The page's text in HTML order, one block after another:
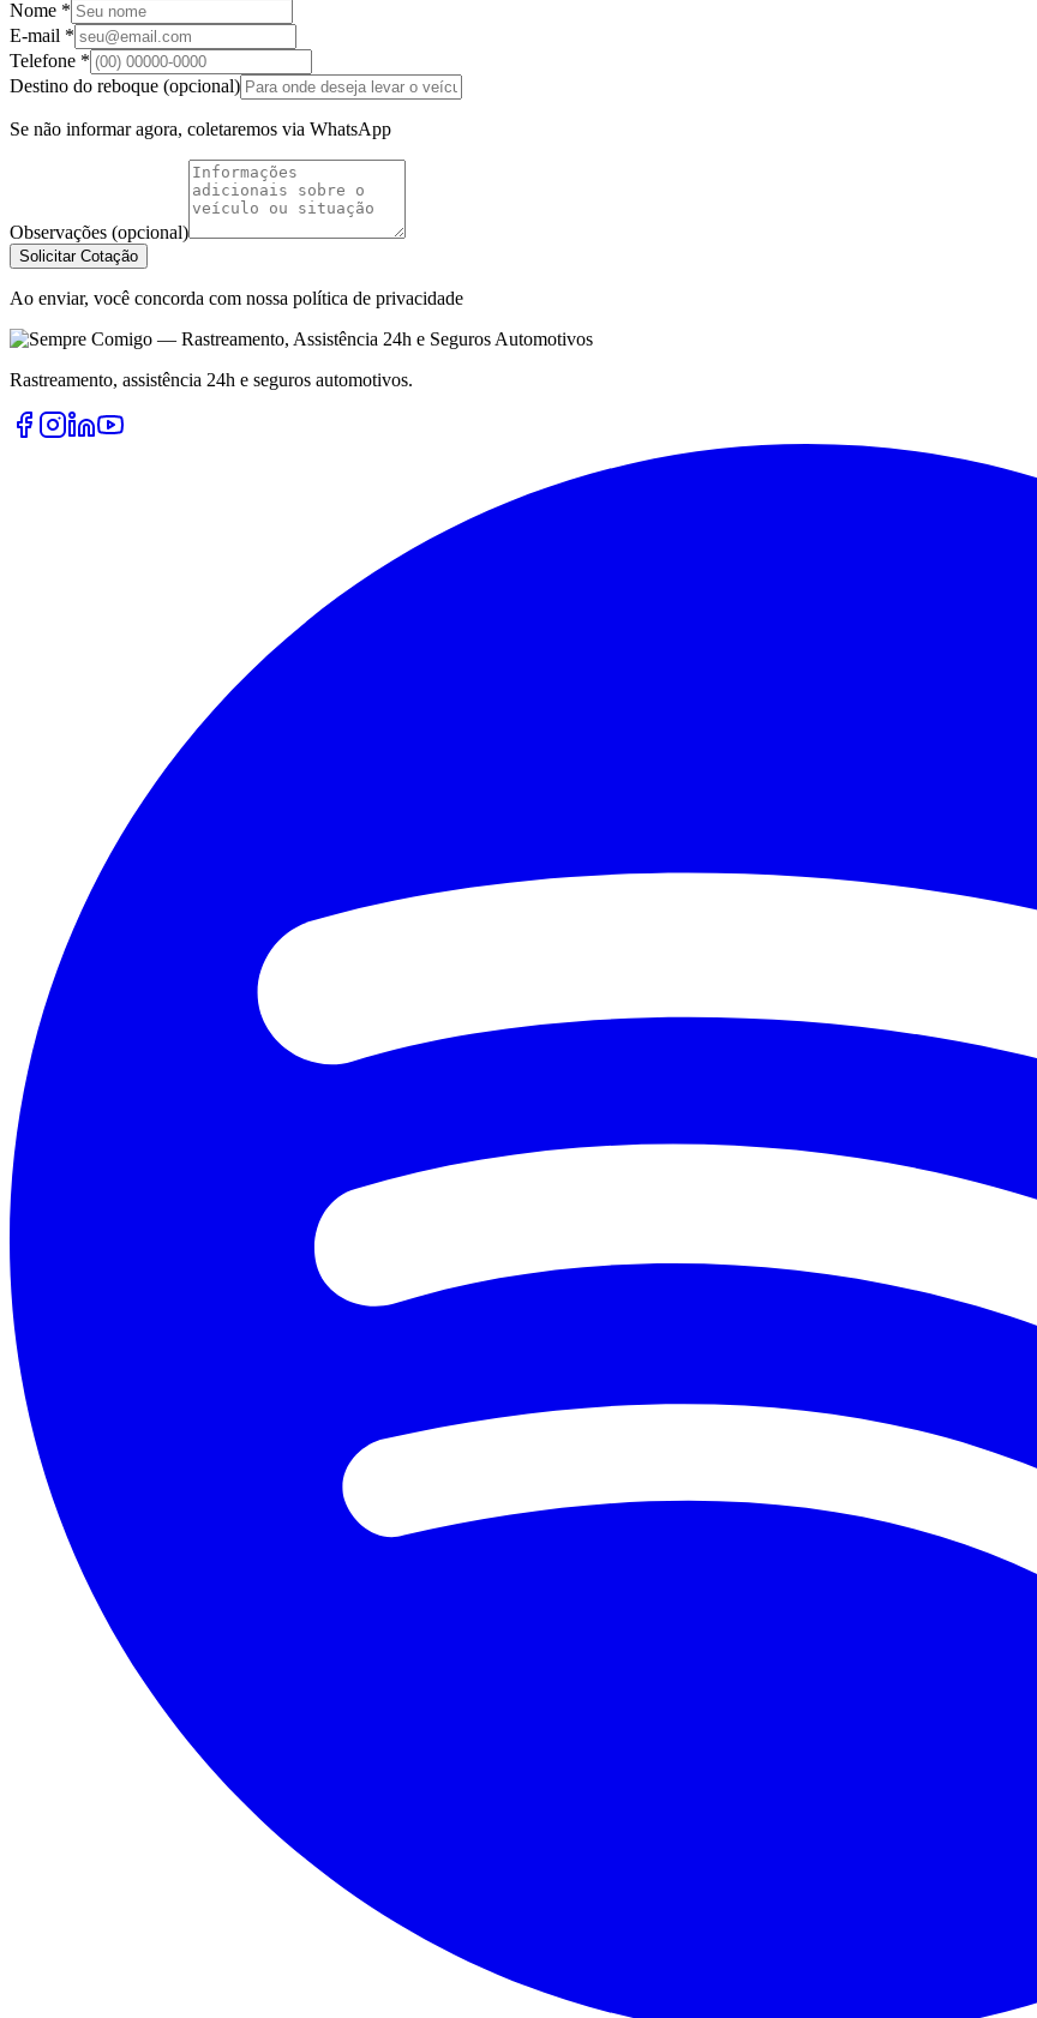
Nome *
E-mail *
Telefone *
Destino do reboque (opcional)
Se não informar agora, coletaremos via WhatsApp
Observações (opcional)
Solicitar Cotação
Ao enviar, você concorda com nossa política de privacidade
Rastreamento, assistência 24h e seguros automotivos.